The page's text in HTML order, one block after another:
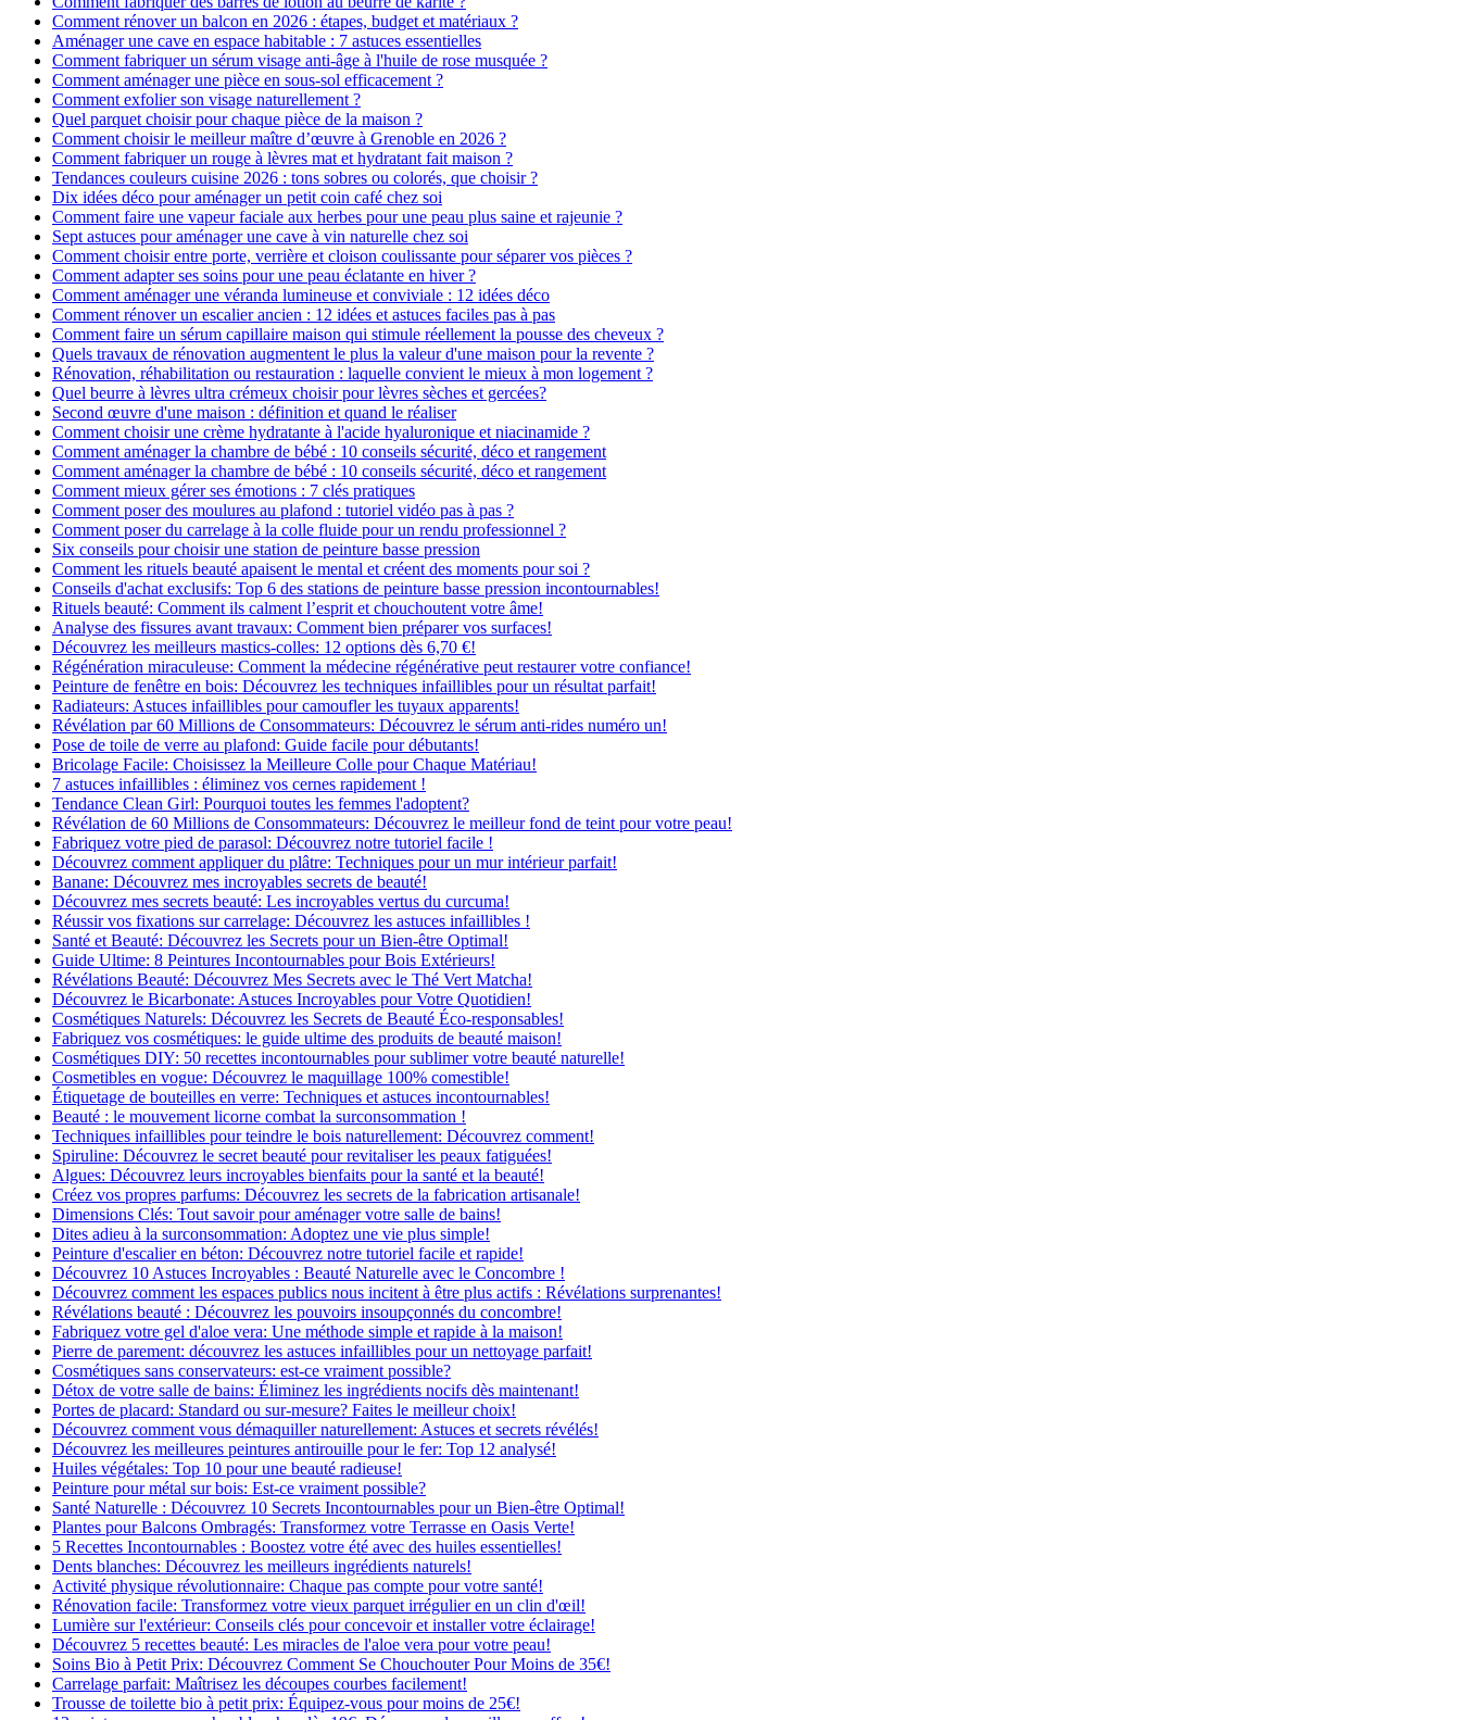
Comment rénover un balcon en 2026 : étapes, budget et matériaux ?
Aménager une cave en espace habitable : 7 astuces essentielles
Comment fabriquer un sérum visage anti-âge à l'huile de rose musquée ?
Comment aménager une pièce en sous-sol efficacement ?
Comment exfolier son visage naturellement ?
Quel parquet choisir pour chaque pièce de la maison ?
Comment choisir le meilleur maître d’œuvre à Grenoble en 2026 ?
Comment fabriquer un rouge à lèvres mat et hydratant fait maison ?
Tendances couleurs cuisine 2026 : tons sobres ou colorés, que choisir ?
Dix idées déco pour aménager un petit coin café chez soi
Comment faire une vapeur faciale aux herbes pour une peau plus saine et rajeunie ?
Sept astuces pour aménager une cave à vin naturelle chez soi
Comment choisir entre porte, verrière et cloison coulissante pour séparer vos pièces ?
Comment adapter ses soins pour une peau éclatante en hiver ?
Comment aménager une véranda lumineuse et conviviale : 12 idées déco
Comment rénover un escalier ancien : 12 idées et astuces faciles pas à pas
Comment faire un sérum capillaire maison qui stimule réellement la pousse des cheveux ?
Quels travaux de rénovation augmentent le plus la valeur d'une maison pour la revente ?
Rénovation, réhabilitation ou restauration : laquelle convient le mieux à mon logement ?
Quel beurre à lèvres ultra crémeux choisir pour lèvres sèches et gercées?
Second œuvre d'une maison : définition et quand le réaliser
Comment choisir une crème hydratante à l'acide hyaluronique et niacinamide ?
Comment aménager la chambre de bébé : 10 conseils sécurité, déco et rangement
Comment aménager la chambre de bébé : 10 conseils sécurité, déco et rangement
Comment mieux gérer ses émotions : 7 clés pratiques
Comment poser des moulures au plafond : tutoriel vidéo pas à pas ?
Comment poser du carrelage à la colle fluide pour un rendu professionnel ?
Six conseils pour choisir une station de peinture basse pression
Comment les rituels beauté apaisent le mental et créent des moments pour soi ?
Conseils d'achat exclusifs: Top 6 des stations de peinture basse pression incontournables!
Rituels beauté: Comment ils calment l’esprit et chouchoutent votre âme!
Analyse des fissures avant travaux: Comment bien préparer vos surfaces!
Découvrez les meilleurs mastics-colles: 12 options dès 6,70 €!
Régénération miraculeuse: Comment la médecine régénérative peut restaurer votre confiance!
Peinture de fenêtre en bois: Découvrez les techniques infaillibles pour un résultat parfait!
Radiateurs: Astuces infaillibles pour camoufler les tuyaux apparents!
Révélation par 60 Millions de Consommateurs: Découvrez le sérum anti-rides numéro un!
Pose de toile de verre au plafond: Guide facile pour débutants!
Bricolage Facile: Choisissez la Meilleure Colle pour Chaque Matériau!
7 astuces infaillibles : éliminez vos cernes rapidement !
Tendance Clean Girl: Pourquoi toutes les femmes l'adoptent?
Révélation de 60 Millions de Consommateurs: Découvrez le meilleur fond de teint pour votre peau!
Fabriquez votre pied de parasol: Découvrez notre tutoriel facile !
Découvrez comment appliquer du plâtre: Techniques pour un mur intérieur parfait!
Banane: Découvrez mes incroyables secrets de beauté!
Découvrez mes secrets beauté: Les incroyables vertus du curcuma!
Réussir vos fixations sur carrelage: Découvrez les astuces infaillibles !
Santé et Beauté: Découvrez les Secrets pour un Bien-être Optimal!
Guide Ultime: 8 Peintures Incontournables pour Bois Extérieurs!
Révélations Beauté: Découvrez Mes Secrets avec le Thé Vert Matcha!
Découvrez le Bicarbonate: Astuces Incroyables pour Votre Quotidien!
Cosmétiques Naturels: Découvrez les Secrets de Beauté Éco-responsables!
Fabriquez vos cosmétiques: le guide ultime des produits de beauté maison!
Cosmétiques DIY: 50 recettes incontournables pour sublimer votre beauté naturelle!
Cosmetibles en vogue: Découvrez le maquillage 100% comestible!
Étiquetage de bouteilles en verre: Techniques et astuces incontournables!
Beauté : le mouvement licorne combat la surconsommation !
Techniques infaillibles pour teindre le bois naturellement: Découvrez comment!
Spiruline: Découvrez le secret beauté pour revitaliser les peaux fatiguées!
Algues: Découvrez leurs incroyables bienfaits pour la santé et la beauté!
Créez vos propres parfums: Découvrez les secrets de la fabrication artisanale!
Dimensions Clés: Tout savoir pour aménager votre salle de bains!
Dites adieu à la surconsommation: Adoptez une vie plus simple!
Peinture d'escalier en béton: Découvrez notre tutoriel facile et rapide!
Découvrez 10 Astuces Incroyables : Beauté Naturelle avec le Concombre !
Découvrez comment les espaces publics nous incitent à être plus actifs : Révélations surprenantes!
Révélations beauté : Découvrez les pouvoirs insoupçonnés du concombre!
Fabriquez votre gel d'aloe vera: Une méthode simple et rapide à la maison!
Pierre de parement: découvrez les astuces infaillibles pour un nettoyage parfait!
Cosmétiques sans conservateurs: est-ce vraiment possible?
Détox de votre salle de bains: Éliminez les ingrédients nocifs dès maintenant!
Portes de placard: Standard ou sur-mesure? Faites le meilleur choix!
Découvrez comment vous démaquiller naturellement: Astuces et secrets révélés!
Découvrez les meilleures peintures antirouille pour le fer: Top 12 analysé!
Huiles végétales: Top 10 pour une beauté radieuse!
Peinture pour métal sur bois: Est-ce vraiment possible?
Santé Naturelle : Découvrez 10 Secrets Incontournables pour un Bien-être Optimal!
Plantes pour Balcons Ombragés: Transformez votre Terrasse en Oasis Verte!
5 Recettes Incontournables : Boostez votre été avec des huiles essentielles!
Dents blanches: Découvrez les meilleurs ingrédients naturels!
Activité physique révolutionnaire: Chaque pas compte pour votre santé!
Rénovation facile: Transformez votre vieux parquet irrégulier en un clin d'œil!
Lumière sur l'extérieur: Conseils clés pour concevoir et installer votre éclairage!
Découvrez 5 recettes beauté: Les miracles de l'aloe vera pour votre peau!
Soins Bio à Petit Prix: Découvrez Comment Se Chouchouter Pour Moins de 35€!
Carrelage parfait: Maîtrisez les découpes courbes facilement!
Trousse de toilette bio à petit prix: Équipez-vous pour moins de 25€!